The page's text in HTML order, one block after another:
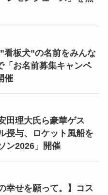
看板犬”の名前をみんな
お名前募集キャンペ
催
田理大氏ら豪華ゲス
授与、ロケット風船を
ン2026」開催
幸せを願って。】コス